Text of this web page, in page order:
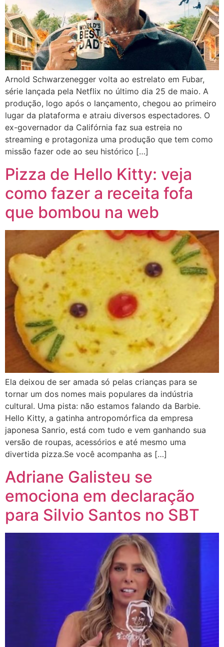
Arnold Schwarzenegger volta ao estrelato em Fubar,
série lançada pela Netflix no último dia 25 de maio. A
produção, logo após o lançamento, chegou ao primeiro
lugar da plataforma e atraiu diversos espectadores. O
ex-governador da Califórnia faz sua estreia no
streaming e protagoniza uma produção que tem como
missão fazer ode ao seu histórico […]
Pizza de Hello Kitty: veja
como fazer a receita fofa
que bombou na web
Ela deixou de ser amada só pelas crianças para se
tornar um dos nomes mais populares da indústria
cultural. Uma pista: não estamos falando da Barbie.
Hello Kitty, a gatinha antropomórfica da empresa
japonesa Sanrio, está com tudo e vem ganhando sua
versão de roupas, acessórios e até mesmo uma
divertida pizza.Se você acompanha as […]
Adriane Galisteu se
emociona em declaração
para Silvio Santos no SBT